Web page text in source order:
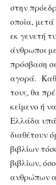
στην
οποία,
εκ γενετή
άνθρωποι
πρόσβαση
αγορά.
τους, θα
κείμενο ή
Ελλάδα
διαθέτουν
βιβλίων
βιβλίων,
ανθρώπων